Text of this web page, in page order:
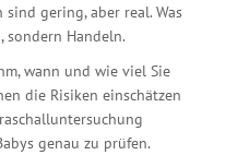
gering, aber real. Was
sondern Handeln.
wann und wie viel Sie
die Risiken einschätzen
genau zu prüfen.